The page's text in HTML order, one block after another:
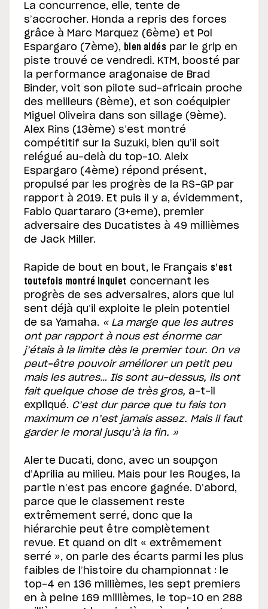
La concurrence, elle, tente de
s’accrocher. Honda a repris des forces
grâce à Marc Marquez (6ème) et Pol
Espargaro (7ème), bien aidés par le grip en
piste trouvé ce vendredi. KTM, boosté par
la performance aragonaise de Brad
Binder, voit son pilote sud-africain proche
des meilleurs (8ème), et son coéquipier
Miguel Oliveira dans son sillage (9ème).
Alex Rins (13ème) s’est montré
compétitif sur la Suzuki, bien qu’il soit
relégué au-delà du top-10. Aleix
Espargaro (4ème) répond présent,
propulsé par les progrès de la RS-GP par
rapport à 2019. Et puis il y a, évidemment,
Fabio Quartararo (3+eme), premier
adversaire des Ducatistes à 49 millièmes
de Jack Miller.
Rapide de bout en bout, le Français s’est
toutefois montré inquiet concernant les
progrès de ses adversaires, alors que lui
sent déjà qu’il exploite le plein potentiel
de sa Yamaha. « La marge que les autres
ont par rapport à nous est énorme car
j’étais à la limite dès le premier tour. On va
peut-être pouvoir améliorer un petit peu
mais les autres… Ils sont au-dessus, ils ont
fait quelque chose de très gros, a-t-il
expliqué. C’est dur parce que tu fais ton
maximum ce n’est jamais assez. Mais il faut
garder le moral jusqu’à la fin. »
Alerte Ducati, donc, avec un soupçon
d’Aprilia au milieu. Mais pour les Rouges, la
partie n’est pas encore gagnée. D’abord,
parce que le classement reste
extrêmement serré, donc que la
hiérarchie peut être complètement
revue. Et quand on dit « extrêmement
serré », on parle des écarts parmi les plus
faibles de l’histoire du championnat : le
top-4 en 136 millièmes, les sept premiers
en à peine 169 millièmes, le top-10 en 288